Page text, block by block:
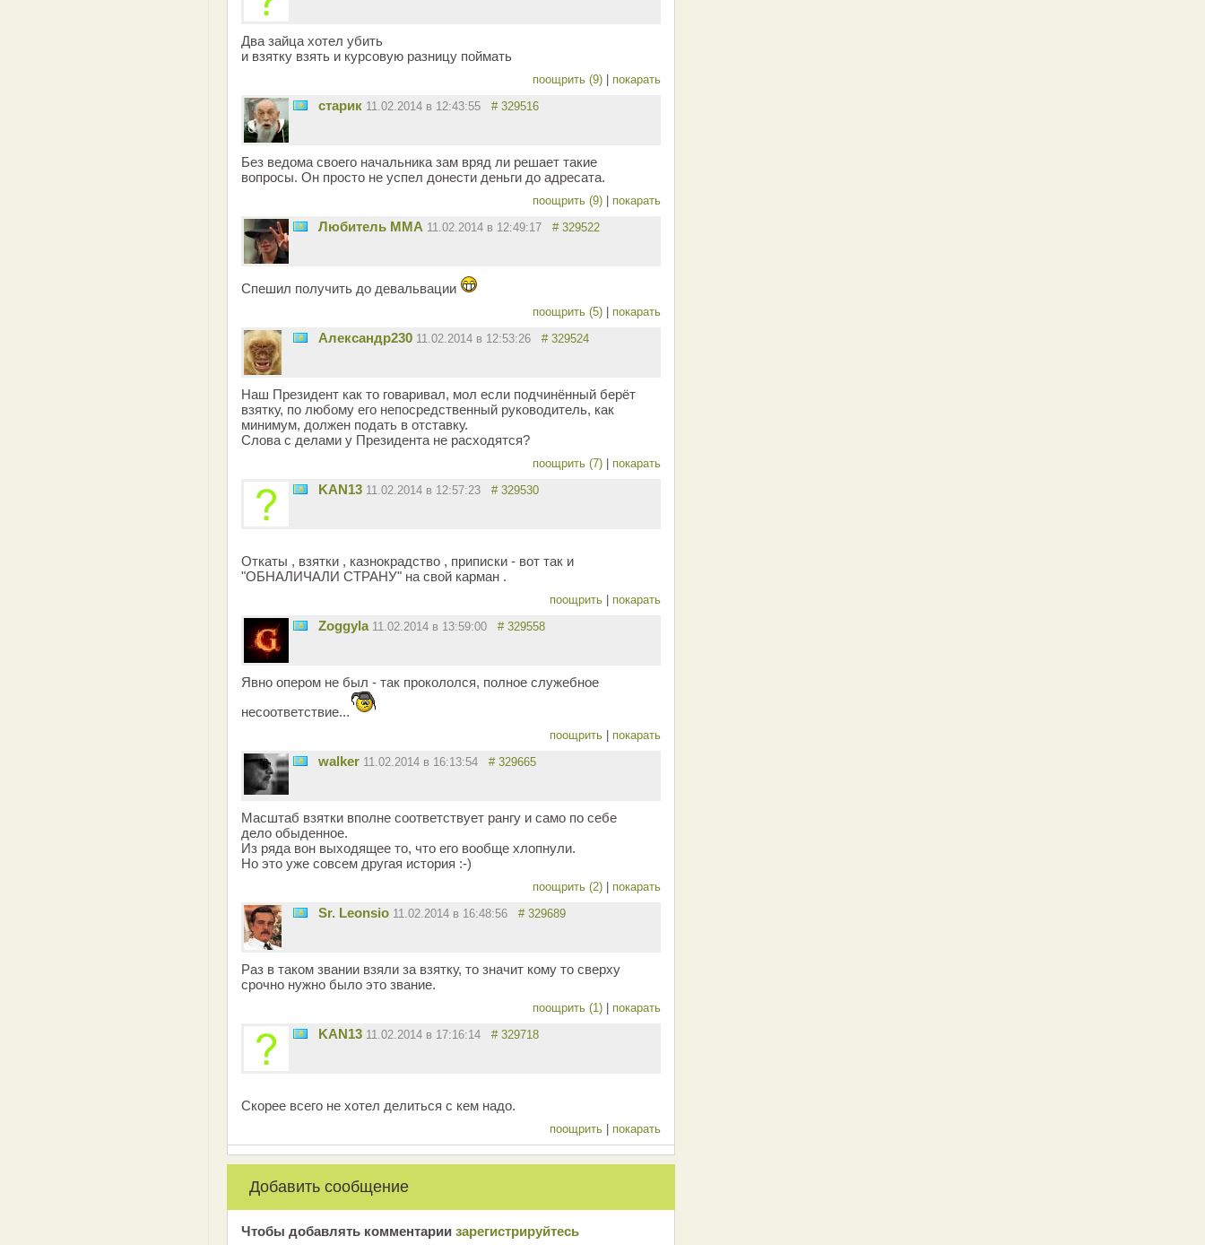
Два зайца хотел убить
и взятку взять и курсовую разницу поймать
поощрить (9) покарать
старик 11.02.2014 в 12:43:55 # 329516
Без ведома своего начальника зам вряд ли решает такие
вопросы. Он просто не успел донести деньги до адресата.
поощрить (9) покарать
Любитель ММА 11.02.2014 в 12:49:17 # 329522
Спешил получить до девальвации
поощрить (5) покарать
Александр230 11.02.2014 в 12:53:26 # 329524
Наш Президент как то говаривал, мол если подчинённый берёт
взятку, по любому его непосредственный руководитель, как
минимум, должен подать в отставку.
Слова с делами у Президента не расходятся?
поощрить (7) покарать
KAN13 11.02.2014 в 12:57:23 # 329530
Откаты , взятки , казнокрадство , приписки - вот так и
"ОБНАЛИЧАЛИ СТРАНУ" на свой карман .
поощрить покарать
Zoggyla 11.02.2014 в 13:59:00 # 329558
Явно опером не был - так прокололся, полное служебное
несоответствие...
поощрить покарать
walker 11.02.2014 в 16:13:54 # 329665
Масштаб взятки вполне соответствует рангу и само по себе
дело обыденное.
Из ряда вон выходящее то, что его вообще хлопнули.
Но это уже совсем другая история :-)
поощрить (2) покарать
Sr. Leonsio 11.02.2014 в 16:48:56 # 329689
Раз в таком звании взяли за взятку, то значит кому то сверху
срочно нужно было это звание.
поощрить (1) покарать
KAN13 11.02.2014 в 17:16:14 # 329718
Скорее всего не хотел делиться с кем надо.
поощрить покарать
Добавить сообщение
Чтобы добавлять комментарии зарeгиcтрирyйтeсь